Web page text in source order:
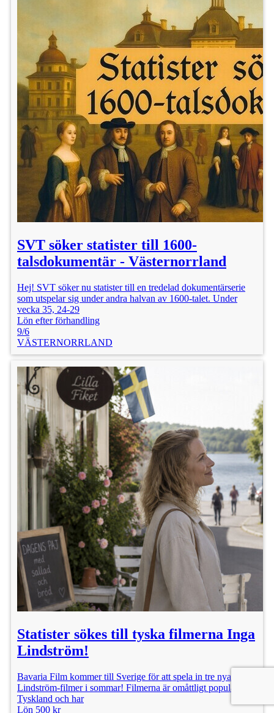
SVT söker statister till 1600-
talsdokumentär - Västernorrland
Hej! SVT söker nu statister till en tredelad dokumentärserie
som utspelar sig under andra halvan av 1600-talet. Under
vecka 35, 24-29
Lön efter förhandling
9/6
VÄSTERNORRLAND
Statister sökes till tyska filmerna Inga
Lindström!
Bavaria Film kommer till Sverige för att spela in tre nya Inga
Lindström-filmer i sommar! Filmerna är omåttligt populära i
Tyskland och har
Lön 500 kr